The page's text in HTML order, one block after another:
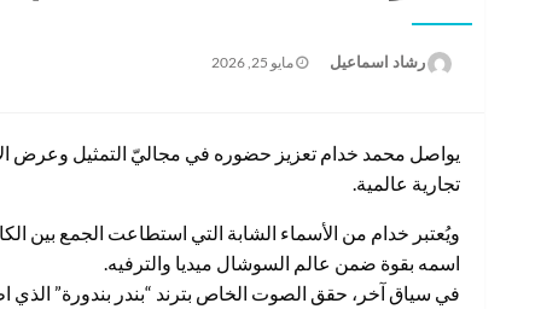
رشاد اسماعيل
نُشر
مايو 25, 2026
يواصل محمد خدام تعزيز حضوره في مجاليّ التمثيل وعرض
تجارية عالمية.
ويُعتبر خدام من الأسماء الشابة التي استطاعت الجمع بين
اسمه بقوة ضمن عالم السوشال ميديا والترفيه.
في سياق آخر، حقق الصوت الخاص بترند “بندر بندورة”